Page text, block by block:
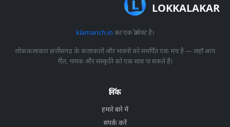
LOKKALAKAR
klamanch.in का एक प्रोजेक्ट है।
लोककलाकार छत्तीसगढ़ के कलाकारों और भजनों को समर्पित एक मंच है — जहाँ आप
गीत, गायक और संस्कृति को एक साथ पा सकते हैं।
लिंक
हमारे बारे में
संपर्क करें